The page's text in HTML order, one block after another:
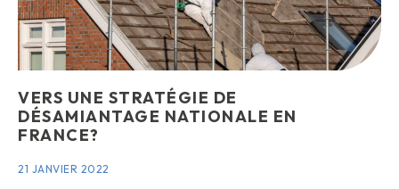
VERS UNE STRATÉGIE DE
DÉSAMIANTAGE NATIONALE EN
FRANCE?
21 JANVIER 2022